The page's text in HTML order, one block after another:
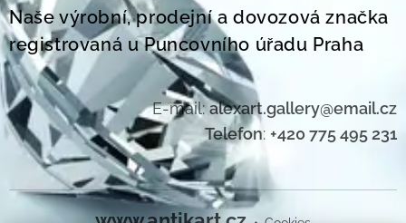
Naše výrobní, prodejní a dovozová značka
registrovaná u Puncovního úřadu Praha
E-mail:alexart.gallery@email.cz
Telefon: +420 775 495 231